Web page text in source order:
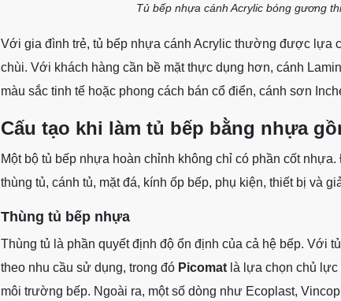
Tủ bếp nhựa cánh Acrylic bóng gương
Với gia đình trẻ, tủ bếp nhựa cánh Acrylic thường được lựa
chùi. Với khách hàng cần bề mặt thực dụng hơn, cánh
màu sắc tinh tế hoặc phong cách bán cổ điển, cánh sơn
Cấu tạo khi làm tủ bếp bằng nhựa
Một bộ tủ bếp nhựa hoàn chỉnh không chỉ có phần cốt
thùng tủ, cánh tủ, mặt đá, kính ốp bếp, phụ kiện, thiết bị và
Thùng tủ bếp nhựa
Thùng tủ là phần quyết định độ ổn định của cả hệ bếp. Với
theo nhu cầu sử dụng, trong đó Picomat là lựa chọn chủ
môi trường bếp. Ngoài ra, một số dòng như Ecoplast,